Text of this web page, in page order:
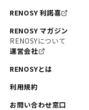
RENOSY 利諾喜
RENOSY マガジン
RENOSYについて
運営会社
RENOSYとは
利用規約
お問い合わせ窓口